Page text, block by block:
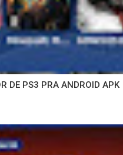
DE PS3 PRA ANDROID APK